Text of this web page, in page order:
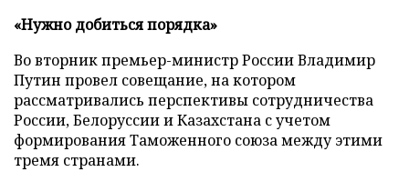
«Нужно добиться порядка»
Во вторник премьер-министр России Владимир
Путин провел совещание, на котором
рассматривались перспективы сотрудничества
России, Белоруссии и Казахстана с учетом
формирования Таможенного союза между этими
тремя странами.